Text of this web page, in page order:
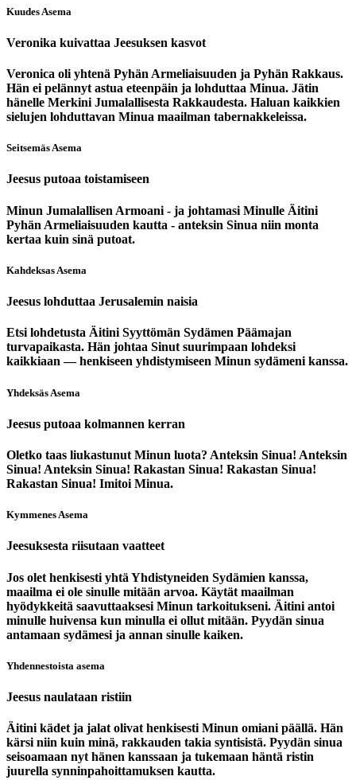
Kuudes Asema
Veronika kuivattaa Jeesuksen kasvot
Veronica oli yhtenä Pyhän Armeliaisuuden ja Pyhän Rakkaus.
Hän ei pelännyt astua eteenpäin ja lohduttaa Minua. Jätin
hänelle Merkini Jumalallisesta Rakkaudesta. Haluan kaikkien
sielujen lohduttavan Minua maailman tabernakkeleissa.
Seitsemäs Asema
Jeesus putoaa toistamiseen
Minun Jumalallisen Armoani - ja johtamasi Minulle Äitini
Pyhän Armeliaisuuden kautta - anteksin Sinua niin monta
kertaa kuin sinä putoat.
Kahdeksas Asema
Jeesus lohduttaa Jerusalemin naisia
Etsi lohdetusta Äitini Syyttömän Sydämen Päämajan
turvapaikasta. Hän johtaa Sinut suurimpaan lohdeksi
kaikkiaan — henkiseen yhdistymiseen Minun sydämeni kanssa.
Yhdeksäs Asema
Jeesus putoaa kolmannen kerran
Oletko taas liukastunut Minun luota? Anteksin Sinua! Anteksin
Sinua! Anteksin Sinua! Rakastan Sinua! Rakastan Sinua!
Rakastan Sinua! Imitoi Minua.
Kymmenes Asema
Jeesuksesta riisutaan vaatteet
Jos olet henkisesti yhtä Yhdistyneiden Sydämien kanssa,
maailma ei ole sinulle mitään arvoa. Käytät maailman
hyödykkeitä saavuttaaksesi Minun tarkoitukseni. Äitini antoi
minulle huivensa kun minulla ei ollut mitään. Pyydän sinua
antamaan sydämesi ja annan sinulle kaiken.
Yhdennestoista asema
Jeesus naulataan ristiin
Äitini kädet ja jalat olivat henkisesti Minun omiani päällä. Hän
kärsi niin kuin minä, rakkauden takia syntisistä. Pyydän sinua
seisoamaan nyt hänen kanssaan ja tukemaan häntä ristin
juurella synninpahoittamuksen kautta.